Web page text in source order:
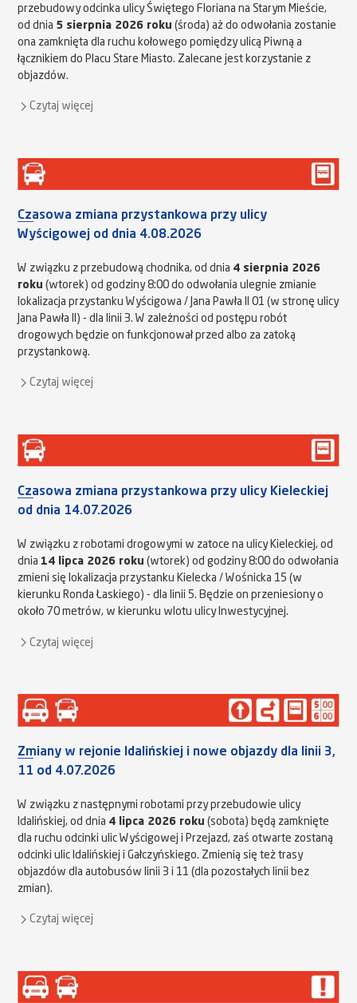
przebudowy odcinka ulicy Świętego Floriana na Starym Mieście,
od dnia 5 sierpnia 2026 roku (środa) aż do odwołania zostanie
ona zamknięta dla ruchu kołowego pomiędzy ulicą Piwną a
łącznikiem do Placu Stare Miasto. Zalecane jest korzystanie z
objazdów.
Czytaj więcej
Czasowa zmiana przystankowa przy ulicy
Wyścigowej od dnia 4.08.2026
W związku z przebudową chodnika, od dnia 4 sierpnia 2026
roku (wtorek) od godziny 8:00 do odwołania ulegnie zmianie
lokalizacja przystanku Wyścigowa / Jana Pawła II 01 (w stronę ulicy
Jana Pawła II) - dla linii 3. W zależności od postępu robót
drogowych będzie on funkcjonował przed albo za zatoką
przystankową.
Czytaj więcej
Czasowa zmiana przystankowa przy ulicy Kieleckiej
od dnia 14.07.2026
W związku z robotami drogowymi w zatoce na ulicy Kieleckiej, od
dnia 14 lipca 2026 roku (wtorek) od godziny 8:00 do odwołania
zmieni się lokalizacja przystanku Kielecka / Wośnicka 15 (w
kierunku Ronda Łaskiego) - dla linii 5. Będzie on przeniesiony o
około 70 metrów, w kierunku wlotu ulicy Inwestycyjnej.
Czytaj więcej
Zmiany w rejonie Idalińskiej i nowe objazdy dla linii 3,
11 od 4.07.2026
W związku z następnymi robotami przy przebudowie ulicy
Idalińskiej, od dnia 4 lipca 2026 roku (sobota) będą zamknięte
dla ruchu odcinki ulic Wyścigowej i Przejazd, zaś otwarte zostaną
odcinki ulic Idalińskiej i Gałczyńskiego. Zmienią się też trasy
objazdów dla autobusów linii 3 i 11 (dla pozostałych linii bez
zmian).
Czytaj więcej